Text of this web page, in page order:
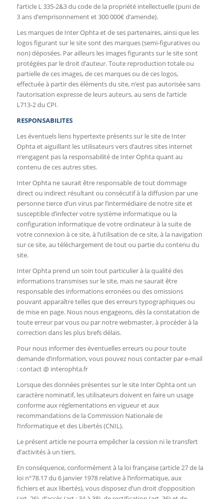
l’article L 335-2&3 du code de la propriété intellectuelle (puni de
3 ans d’emprisonnement et 300 000€ d’amende).
Les marques de Inter Ophta et de ses partenaires, ainsi que les
logos figurant sur le site sont des marques (semi-figuratives ou
non) déposées. Par ailleurs les images figurants sur le site sont
protégées par le droit d’auteur. Toute reproduction totale ou
partielle de ces images, de ces marques ou de ces logos,
effectuée à partir des éléments du site, n’est pas autorisée sans
l’autorisation expresse de leurs auteurs, au sens de l’article
L713-2 du CPI.
RESPONSABILITES
Les éventuels liens hypertexte présents sur le site de Inter
Ophta et aiguillant les utilisateurs vers d’autres sites internet
n’engagent pas la responsabilité de Inter Ophta quant au
contenu de ces autres sites.
Inter Ophta ne saurait être responsable de tout dommage
direct ou indirect résultant ou consécutif à la diffusion par une
personne tierce d’un virus par l’intermédiaire de notre site et
susceptible d’infecter votre système informatique ou la
configuration informatique de votre ordinateur à la suite de
votre connexion à ce site, à l’utilisation de ce site, à la navigation
sur ce site, au téléchargement de tout ou partie du contenu du
site.
Inter Ophta prend un soin tout particulier à la qualité des
informations transmises sur le site, mais ne saurait être
responsable des informations erronées ou des omissions
pouvant apparaître telles que des erreurs typographiques ou
de mise en page. Nous nous engageons, dès la constatation de
toute erreur par vous ou par notre webmaster, à procéder à la
correction dans les plus brefs délais.
Pour nous informer des éventuelles erreurs ou pour toute
demande d’information, vous pouvez nous contacter par e-mail
: contact @ interophta.fr
Lorsque des données présentes sur le site Inter Ophta ont un
caractère nominatif, les utilisateurs doivent en faire un usage
conforme aux réglementations en vigueur et aux
recommandations de la Commission Nationale de
l’Informatique et des Libertés (CNIL).
Le présent article ne pourra empêcher la cession ni le transfert
d’activités à un tiers.
En conséquence, conformément à la loi française (article 27 de la
loi n°78.17 du 6 janvier 1978 relative à l’informatique, aux
fichiers et aux libertés), vous disposez d’un droit d’opposition